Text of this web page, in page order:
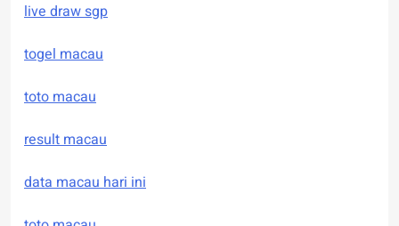
live draw sgp
togel macau
toto macau
result macau
data macau hari ini